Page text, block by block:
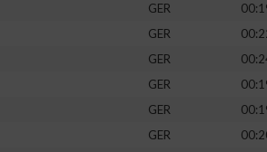
GER
GER
GER
GER
GER
GER